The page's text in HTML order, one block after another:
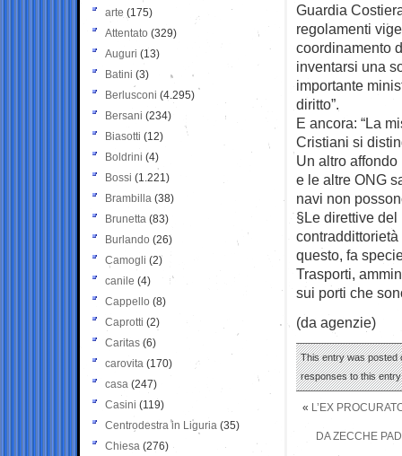
Guardia
regolamenti
coordinamento
inventarsi una
importante
diritto”.
E ancora: “La
Cristiani si
Un altro affondo
e le altre ONG
navi non
§Le direttive del
questo, fa
Trasporti,
sui porti che
(da agenzie)
This entry was posted
responses to this
« L’EX
DA ZECCHE
arte (175)
Attentato (329)
Auguri (13)
Batini (3)
Berlusconi (4.295)
Bersani (234)
Biasotti (12)
Boldrini (4)
Bossi (1.221)
Brambilla (38)
Brunetta (83)
Burlando (26)
Camogli (2)
canile (4)
Cappello (8)
Caprotti (2)
Caritas (6)
carovita (170)
casa (247)
Casini (119)
Centrodestra in Liguria (35)
Chiesa (276)